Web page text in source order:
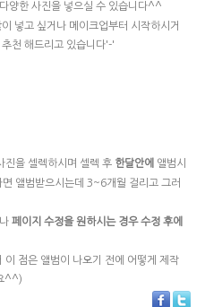
양한 사진을 넣으실 수 있습니다^^
넣고 싶거나 메이크업부터 시작하시거
천 해드리고 있습니다'-'
진을 셀렉하시며 셀렉 후 한달안에
앨범시
앨범받으시는데 3~6개월 걸리고 그러
페이지 수정을 원하시는 경우 수정 후에
이 점은 앨범이 나오기 전에 어떻게 제작
^^)